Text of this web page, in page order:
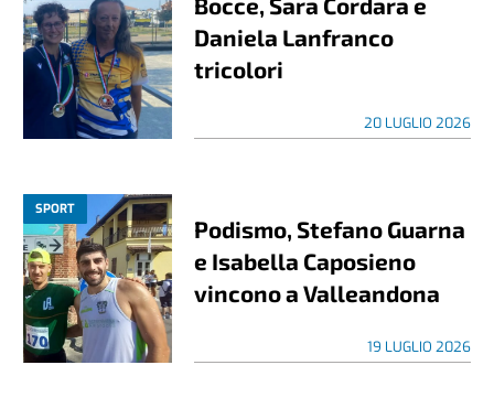
Daniela Lanfranco
tricolori
20 LUGLIO 2026
SPORT
Podismo, Stefano Guarna
e Isabella Caposieno
vincono a Valleandona
19 LUGLIO 2026